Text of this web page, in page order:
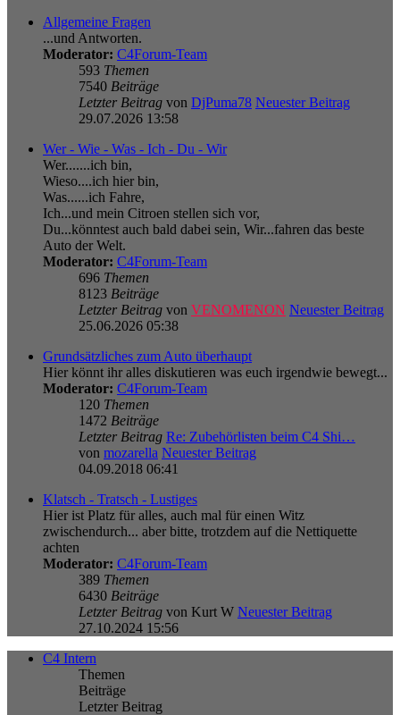
Allgemeine Fragen
...und Antworten.
Moderator: C4Forum-Team
593 Themen
7540 Beiträge
Letzter Beitrag von DjPuma78 Neuester Beitrag
29.07.2026 13:58
Wer - Wie - Was - Ich - Du - Wir
Wer.......ich bin,
Wieso....ich hier bin,
Was......ich Fahre,
Ich...und mein Citroen stellen sich vor,
Du...könntest auch bald dabei sein, Wir...fahren das beste
Auto der Welt.
Moderator: C4Forum-Team
696 Themen
8123 Beiträge
Letzter Beitrag von VENOMENON Neuester Beitrag
25.06.2026 05:38
Grundsätzliches zum Auto überhaupt
Hier könnt ihr alles diskutieren was euch irgendwie bewegt...
Moderator: C4Forum-Team
120 Themen
1472 Beiträge
Letzter Beitrag Re: Zubehörlisten beim C4 Shi…
von mozarella Neuester Beitrag
04.09.2018 06:41
Klatsch - Tratsch - Lustiges
Hier ist Platz für alles, auch mal für einen Witz
zwischendurch... aber bitte, trotzdem auf die Nettiquette
achten
Moderator: C4Forum-Team
389 Themen
6430 Beiträge
Letzter Beitrag von Kurt W Neuester Beitrag
27.10.2024 15:56
C4 Intern
Themen
Beiträge
Letzter Beitrag